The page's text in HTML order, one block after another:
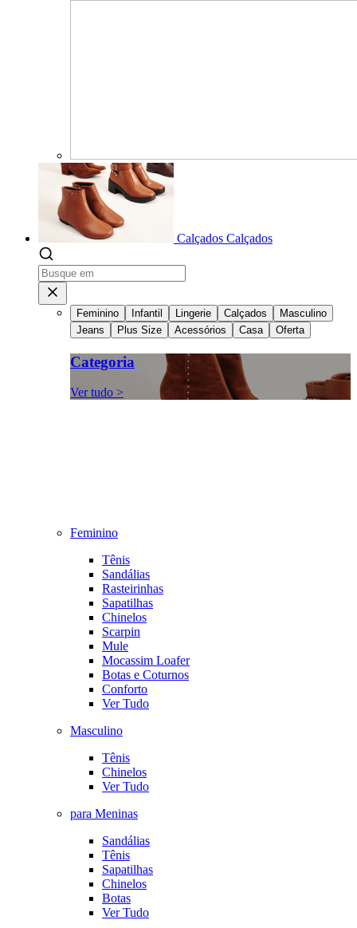
Calçados Calçados
Feminino Infantil Lingerie Calçados
Masculino
Jeans
Plus Size Acessórios Casa Oferta
Categoria
Ver tudo >
Feminino
Tênis
Sandálias
Rasteirinhas
Sapatilhas
Chinelos
Scarpin
Mule
Mocassim Loafer
Botas e Coturnos
Conforto
Ver Tudo
Masculino
Tênis
Chinelos
Ver Tudo
para Meninas
Sandálias
Tênis
Sapatilhas
Chinelos
Botas
Ver Tudo